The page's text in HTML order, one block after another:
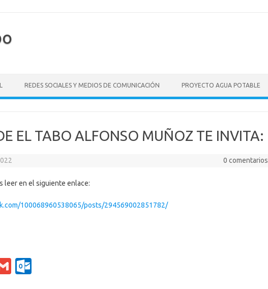
REDES SOCIALES Y MEDIOS DE COMUNICACIÓN PROYECTO AGUA POTABLE
EL TABO ALFONSO MUÑOZ TE INVITA:
0 comentarios
leer en el siguiente enlace:
100068960538065/posts/294569002851782/
G